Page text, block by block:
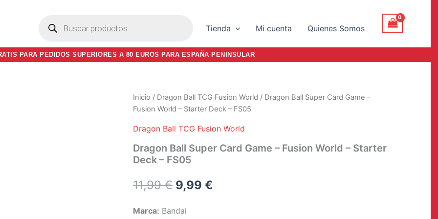
Tienda Mi cuenta Quienes Somos
PARA PEDIDOS SUPERIORES A 80 EUROS PARA ESPAÑA PENINSULAR
Inicio / Dragon Ball TCG Fusion World / Dragon Ball Super Card Game –
Fusion World – Starter Deck – FS05
Dragon Ball TCG Fusion World
Dragon Ball Super Card Game – Fusion World – Starter
Deck – FS05
11,99€ El
9,99 €
Marca: Bandai